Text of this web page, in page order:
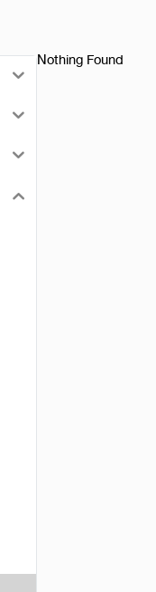
Nothing Found